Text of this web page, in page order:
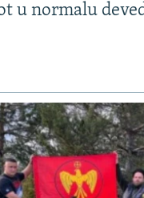
u normalu